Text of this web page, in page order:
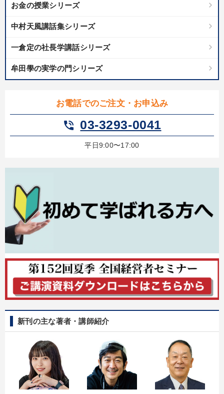
【最新刊】精神科医・和田秀樹の「老いない力」＋健康な社長と
会社をつくる厳選講話
最新トレンドと時代の潮流を押さえる
【3月】音声・映像
社員研修を行いたい 社長の姿勢を学びたい
新事業・新商品づくり
財務・数字力の向上 経営体系を学びたい
キーワード
労務問題・リスク対策
地方企業の勝ち方
※「更新」を押すと「カテゴリー」「目的別」「キーワード」を更新いただけます。
local_offer タグから探す refresh
すべての音声・動画（全2076タイトル）からお探しいただけます
タグ・キーワード
いい会社 上場企業 会社を守る 感動講話
お金の授業シリーズ
中村天風講話集シリーズ
一倉定の社長学講話シリーズ
牟田學の実学の門シリーズ
お電話でのご注文・お申込み
phone_in_talk 03-3293-0041
平日9:00〜17:00
新刊の主な著者・講師紹介